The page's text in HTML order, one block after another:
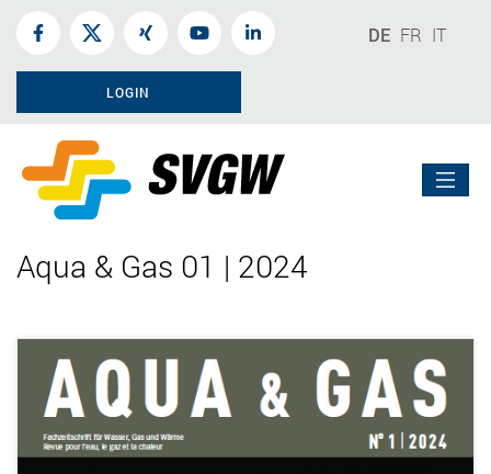
DE FR IT
LOGIN
Aqua & Gas 01 | 2024